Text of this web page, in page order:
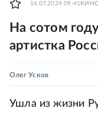
16.07.2024 09:41
На сотом
артистка
Олег Усков
Ушла из жизни